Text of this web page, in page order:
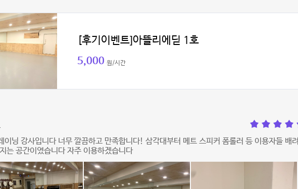
[후기이벤트]아뜰리에딛 1호
5,000 원/시간
이닝 강사입니다 너무 깔끔하고 만족합니다! 삼각대부터 메트 스피커 폼롤러 등 이용자들 배려
는 공간이였습니다 자주 이용하겠습니다